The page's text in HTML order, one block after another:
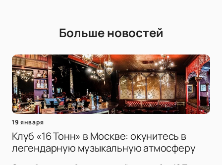
Больше новостей
19 января
Клуб «16 Тонн» в Москве: окунитесь в
легендарную музыкальную атмосферу